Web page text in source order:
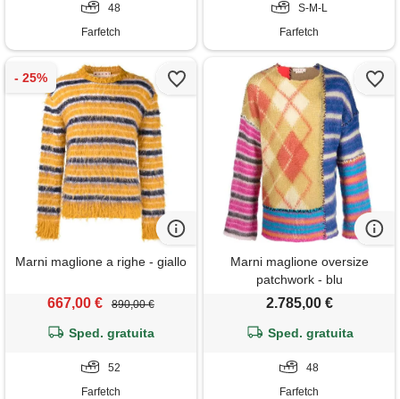
48
Farfetch
S-M-L
Farfetch
Marni maglione a righe - giallo
667,00 € 890,00 €
Sped. gratuita
52
Farfetch
Marni maglione oversize
patchwork - blu
2.785,00 €
Sped. gratuita
48
Farfetch